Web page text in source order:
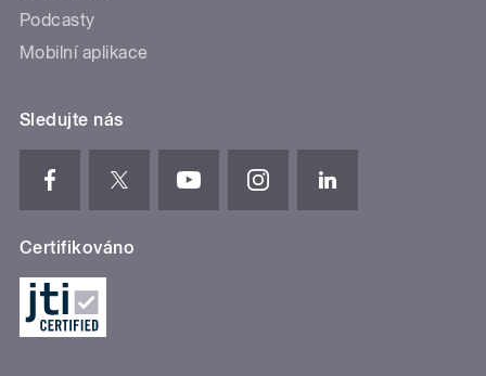
Podcasty
Mobilní aplikace
Sledujte nás
Certifikováno